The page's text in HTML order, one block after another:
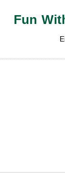
Fun